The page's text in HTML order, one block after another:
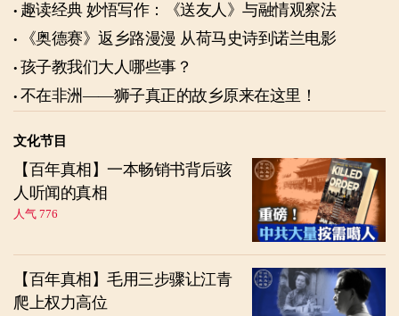
趣读经典 妙悟写作：《送友人》与融情观察法
《奥德赛》返乡路漫漫 从荷马史诗到诺兰电影
孩子教我们大人哪些事？
不在非洲——狮子真正的故乡原来在这里！
文化节目
【百年真相】一本畅销书背后骇
人听闻的真相
人气 776
【百年真相】毛用三步骤让江青
爬上权力高位